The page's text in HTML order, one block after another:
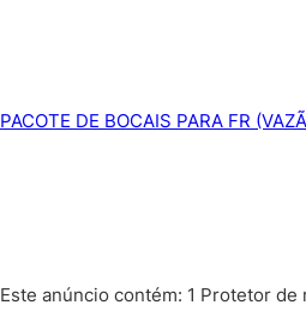
PACOTE DE BOCAIS PARA FR
Este anúncio contém: 1 Protetor de